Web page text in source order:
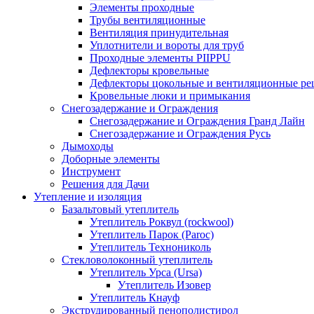
Элементы проходные
Трубы вентиляционные
Вентиляция принудительная
Уплотнители и вороты для труб
Проходные элементы PIIPPU
Дефлекторы кровельные
Дефлекторы цокольные и вентиляционные
Кровельные люки и примыкания
Снегозадержание и Ограждения
Снегозадержание и Ограждения Гранд Лайн
Снегозадержание и Ограждения Русь
Дымоходы
Доборные элементы
Инструмент
Решения для Дачи
Утепление и изоляция
Базальтовый утеплитель
Утеплитель Роквул (rockwool)
Утеплитель Парок (Paroc)
Утеплитель Технониколь
Стекловолоконный утеплитель
Утеплитель Урса (Ursa)
Утеплитель Изовер
Утеплитель Кнауф
Экструдированный пенополистирол